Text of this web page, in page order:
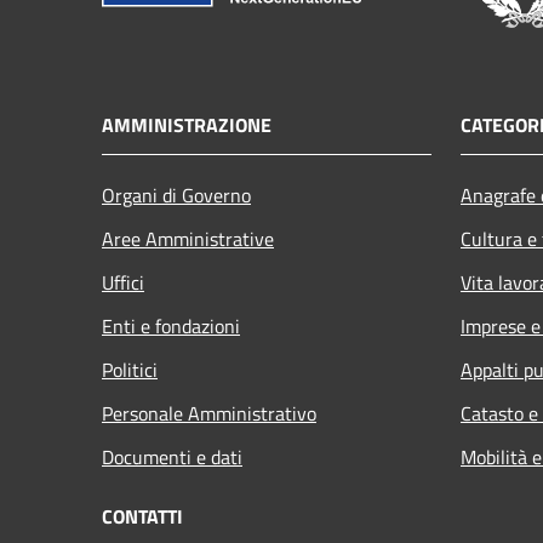
AMMINISTRAZIONE
Organi di Governo
Aree Amministrative
Uffici
Enti e fondazioni
Politici
Personale Amministrativo
Documenti e dati
Cultura
Vita
Imprese
Appalti
Catasto
Mobilità
CONTATTI